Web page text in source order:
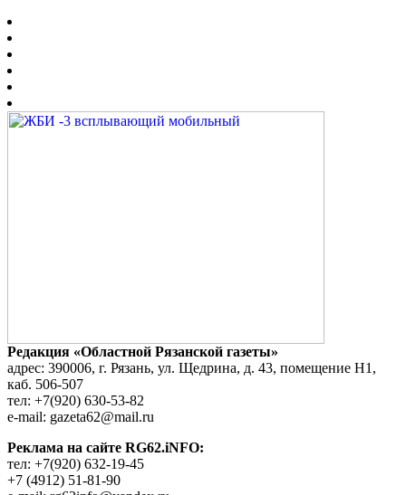
Редакция «Областной Рязанской газеты»
адрес: 390006, г. Рязань, ул. Щедрина, д. 43, помещение Н1,
каб. 506-507
тел: +7(920) 630-53-82
e-mail: gazeta62@mail.ru
Реклама на сайте RG62.iNFO:
тел: +7(920) 632-19-45
+7 (4912) 51-81-90